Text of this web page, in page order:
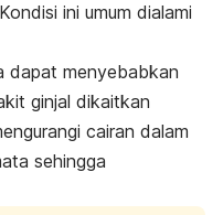
ini umum dialami
dapat menyebabkan
ginjal dikaitkan
cairan dalam
sehingga